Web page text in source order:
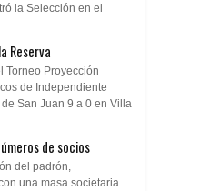
la Selección en el
Reserva
Torneo Proyección
de Independiente
San Juan 9 a 0 en Villa
de socios
del padrón,
una masa societaria